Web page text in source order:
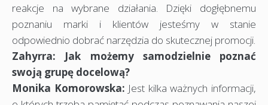
reakcje na wybrane działania. Dzięki dogłębnemu
poznaniu marki i klientów jesteśmy w stanie
odpowiednio dobrać narzędzia do skutecznej promocji.
Zahyrra: Jak możemy samodzielnie poznać
swoją grupę docelową?
Monika Komorowska: Jest kilka ważnych informacji,